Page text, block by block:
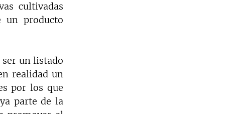
cultivadas
un producto
ser un listado
realidad un
por los que
parte de la